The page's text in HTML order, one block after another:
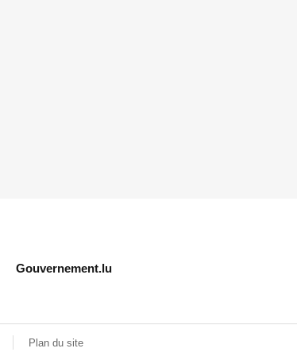
Gouvernement.lu
Plan du site